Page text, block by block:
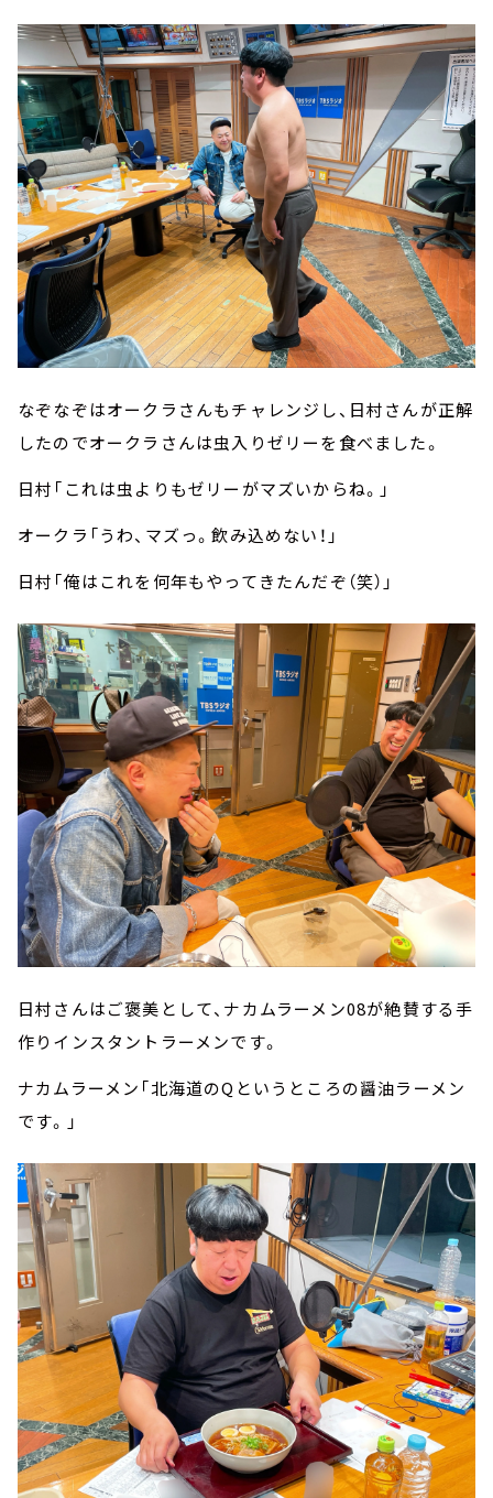
なぞなぞはオークラさんもチャレンジし、日村さんが正解
したのでオークラさんは虫入りゼリーを食べました。
日村「これは虫よりもゼリーがマズいからね。」
オークラ「うわ、マズっ。飲み込めない！」
日村「俺はこれを何年もやってきたんだぞ（笑）」
日村さんはご褒美として、ナカムラーメン08が絶賛する手
作りインスタントラーメンです。
ナカムラーメン「北海道のQというところの醤油ラーメン
です。」